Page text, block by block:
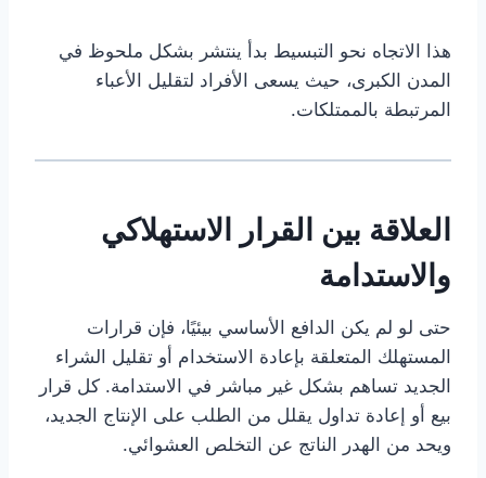
هذا الاتجاه نحو التبسيط بدأ ينتشر بشكل ملحوظ في
المدن الكبرى، حيث يسعى الأفراد لتقليل الأعباء
المرتبطة بالممتلكات.
العلاقة بين القرار الاستهلاكي
والاستدامة
حتى لو لم يكن الدافع الأساسي بيئيًا، فإن قرارات
المستهلك المتعلقة بإعادة الاستخدام أو تقليل الشراء
الجديد تساهم بشكل غير مباشر في الاستدامة. كل قرار
بيع أو إعادة تداول يقلل من الطلب على الإنتاج الجديد،
ويحد من الهدر الناتج عن التخلص العشوائي.